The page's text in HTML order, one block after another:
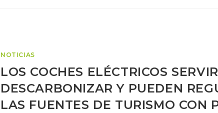
NOTICIAS
LOS COCHES ELÉCTRICOS
DESCARBONIZAR Y PUEDEN
LAS FUENTES DE TURISMO CON